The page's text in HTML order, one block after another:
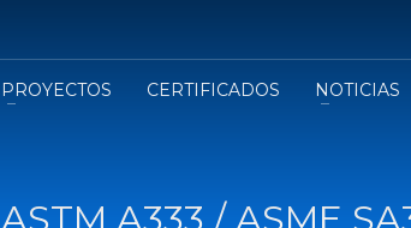
PROYECTOS CERTIFICADOS
NOTICIAS
ASTM A333 / ASME